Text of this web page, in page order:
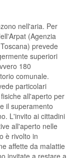
nell'aria. Per
(Agenzia
prevede
superiori
180
comunale.
particolari
all'aperto per
il superamento
L'invito ai cittadini
all'aperto nelle
è rivolto in
affette da malattie
invitate a restare a